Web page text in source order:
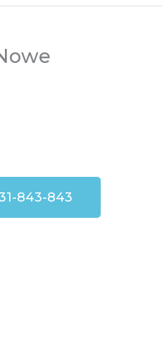
843-843